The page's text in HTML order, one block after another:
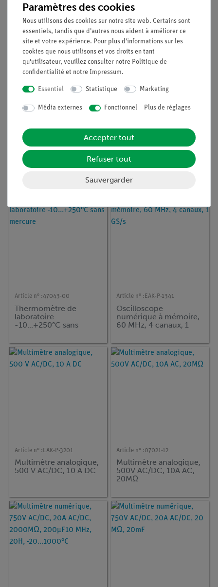
(100 mm) pour
polarimètre LED 35907-
99
détermination du point
de fusion, GL 18
Article n° :
Polarimètre, LED, 590
nm
Article n° :
-10...+50°C
Article n° :47043-00
Thermomètre de
laboratoire
-10...+250°C sans
Article n° : EAK-P-1341
Oscilloscope
numérique à mémoire,
60 MHz, 4 canaux, 1
Article n° : EAK-P-3201
Multimètre analogique,
500 V AC/DC, 10 A DC
Article n° :07021-12
Multimètre analogique,
500V AC/DC, 10A AC,
20MΩ
Paramètres des cookies
Nous utilisons des cookies sur notre site web. Certains sont
essentiels, tandis que d'autres nous aident à améliorer ce
site et votre expérience. Pour plus d'informations sur les
cookies que nous utilisons et vos droits en tant
qu'utilisateur, veuillez consulter notre Politique de
confidentialité et notre Impressum.
Essentiel Statistique Marketing
Média externes Fonctionnel Plus de réglages
Accepter tout
Refuser tout
Sauvergarder